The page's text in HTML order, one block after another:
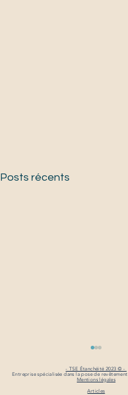
Posts récents
- TSE Étanchéité 2023 © -
Entreprise spécialisée dans la pose de
Mentions légales
Articles